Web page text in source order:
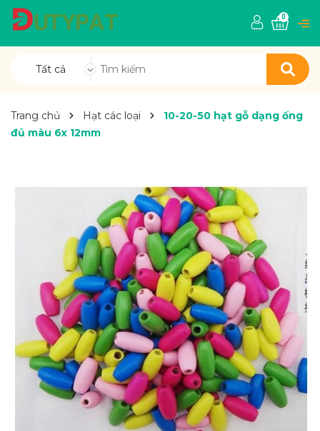
Tất cả
0
Trang chủ Hạt các loại
10-20-50 hạt gỗ dạng ống
đủ màu 6x 12mm